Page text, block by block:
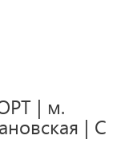
| м.
| С